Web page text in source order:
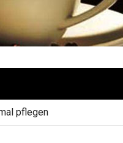
pflegen
Wasserhärte auf